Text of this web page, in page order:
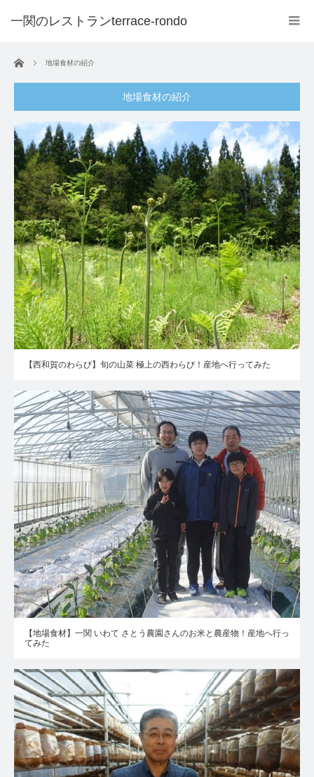
ホーム 地場食材の紹介
地場食材の紹介
【西和賀のわらび】旬の山菜 極上の西わらび！産地へ行ってみた
【地場食材】一関 いわて さとう農園さんのお米と農産物！産地へ行っ
てみた